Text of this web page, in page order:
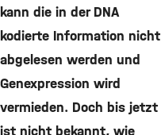
kann die in der DNA
kodierte Information nicht
abgelesen werden und
Genexpression wird
vermieden. Doch bis jetzt
ist nicht bekannt, wie